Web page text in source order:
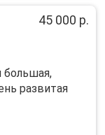
45 000 р.
большая,
развитая